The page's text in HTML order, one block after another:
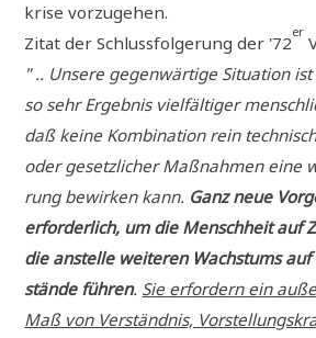
kri­se vorzugehen.
Zitat der Schluss­fol­ge­rung der '72
er
" .. Unse­re gegen­wär­ti­ge Situa­ti­on
so sehr Ergeb­nis viel­fäl­ti­ger
daß kei­ne Kom­bi­na­ti­on rein
oder gesetz­li­cher Maß­nah­men eine
rung bewir­ken kann. Ganz neue
erfor­der­lich, um die Mensch­heit auf
die anstel­le wei­te­ren Wachs­tums
stän­de füh­ren. Sie erfor­dern ein
Maß von Ver­ständ­nis,